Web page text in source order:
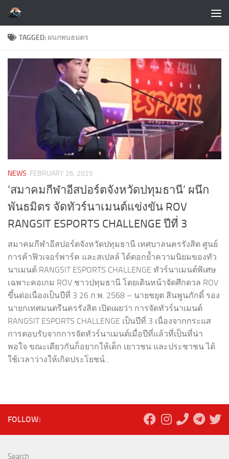
Skip to content
TAGGED: ผนกพนธมตร
NEWS FEBRUARY 26, 2025
‘สมาคมกีฬาอีสปอร์ตจังหวัดปทุมธานี’ ผนึก
พันธมิตร จัดทัวร์นาเมนต์แข่งขัน ROV
RANGSIT ESPORTS CHALLENGE ปีที่ 3
สมาคมกีฬาอีสปอร์ตจังหวัดปทุมธานี เทศบาลนครรังสิต ศูนย์
การค้าฟิวเจอร์พาร์ค และสเปลล์ ได้ตอกย้ำความนิยมของทัว
นาเมนต์ RANGSIT ESPORTS CHALLENGE ทัวร์นาเมนต์พิเศษ
เฉพาะคอเกม ROV ชาวปทุมธานี โดยเดินหน้าจัดศึกดวล ROV
ขึ้นต่อเนื่องเป็นปีที่ 3 26 ก.พ. 2568 – นายชยุต สินพูนภักดิ์ รอง
นายกเทศมนตรีนครรังสิต เปิดเผยว่า การจัดทัวร์นาเมนต์
RANGSIT ESPORTS CHALLENGE เป็นปีที่ 3 เนื่องจากกระแส
การตอบรับจากการจัดทัวร์นาเมนต์เมื่อปีที่แล้วที่เป็นที่น่า
พอใจ ขณะเดียวกันก็อยากให้เด็ก เยาวชน และประชาชน ได้
ใช้เวลาว่างให้เกิดประโยชน์...
FOLLOW:
Search